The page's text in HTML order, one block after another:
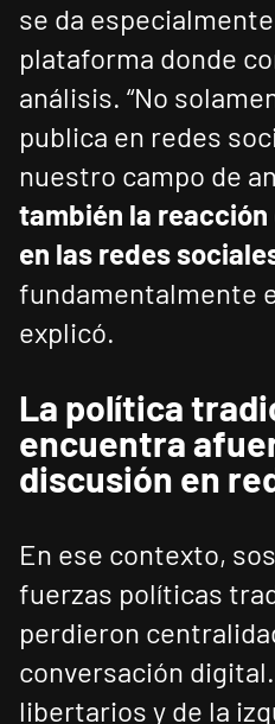
se da
plataforma donde
análisis. “No
publica en redes
nuestro campo de
también la
en las redes
fundamentalmente
explicó.
La política
encuentra
discusión en
En ese contexto,
fuerzas políticas
perdieron
conversación
libertarios y de la